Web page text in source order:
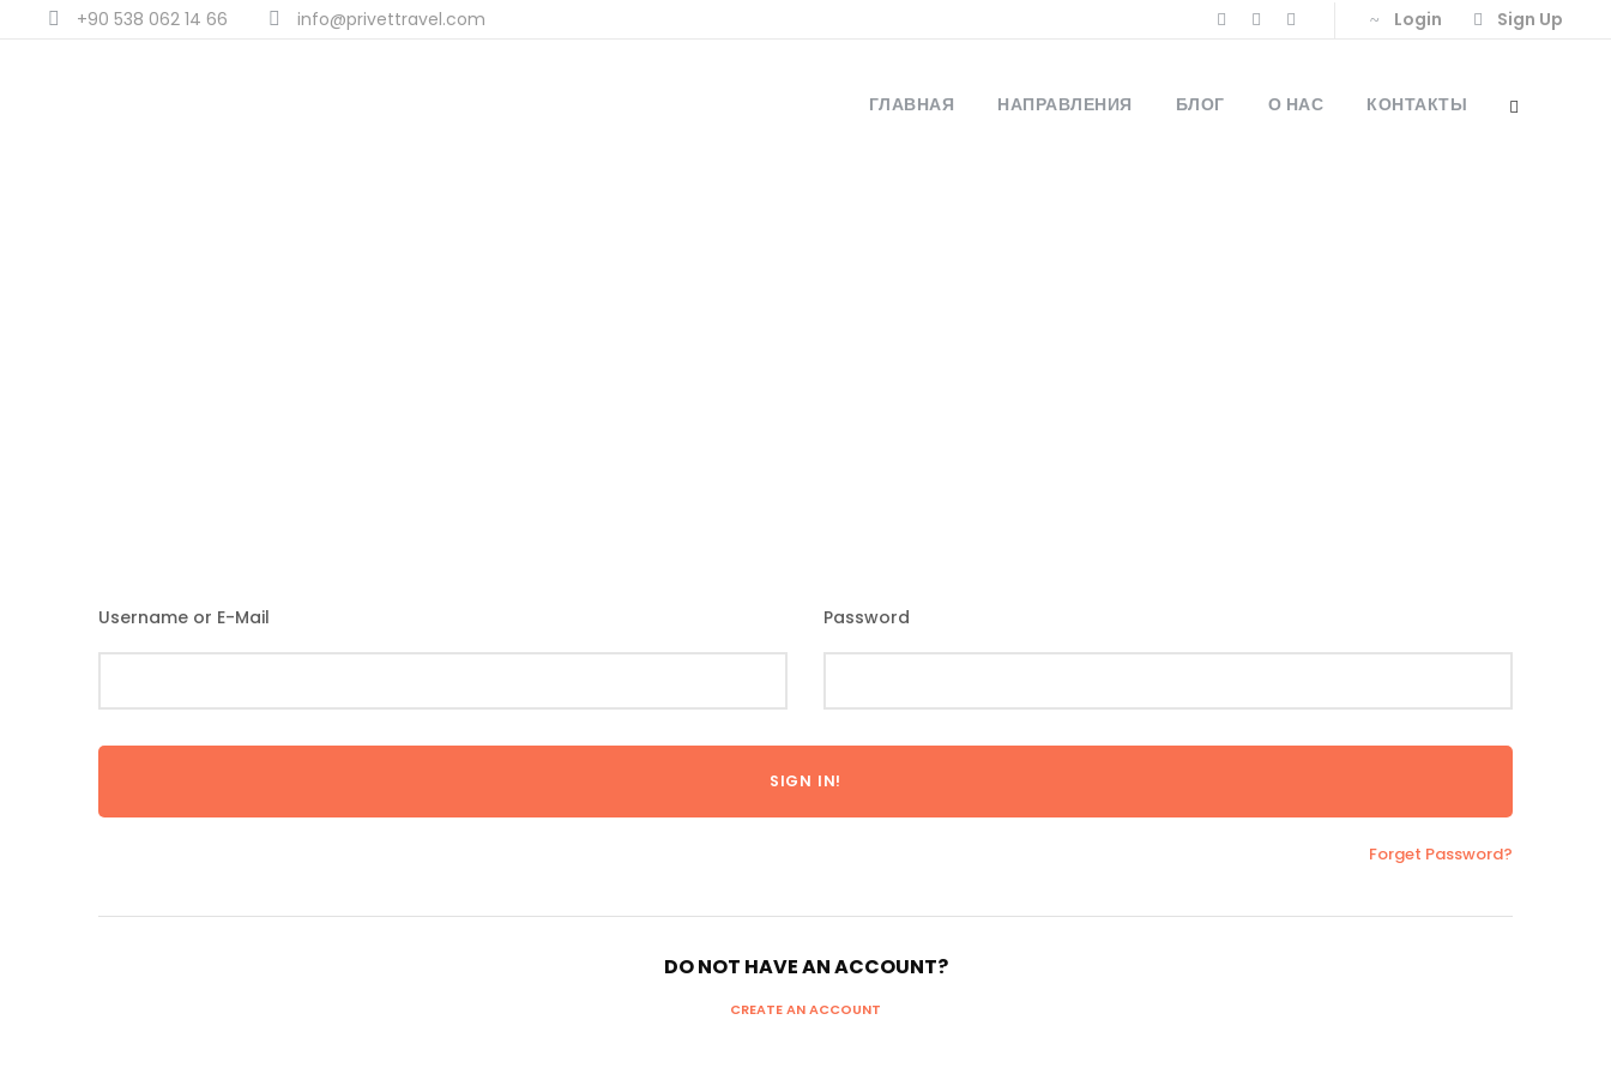
+90 538 062 14 66 info@privettravel.com Login Sign Up
ГЛАВНАЯ НАПРАВЛЕНИЯ БЛОГ О НАС КОНТАКТЫ
Username or E-Mail Password
Forget Password?
DO NOT HAVE AN ACCOUNT?
CREATE AN ACCOUNT